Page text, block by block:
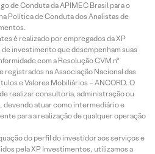
de Conduta da APIMEC Brasil para o
Política de Conduta dos Analistas de
é realizado por empregados da XP
investimento que desempenham suas
com a Resolução CVM nº
na Associação Nacional das
e Valores Mobiliários – ANCORD. O
realizar consultoria, administração ou
atuar como intermediário e
para a realização de qualquer operação
do perfil do investidor aos serviços e
pela XP Investimentos, utilizamos a